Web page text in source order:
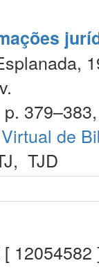
de
, TJD
12054582